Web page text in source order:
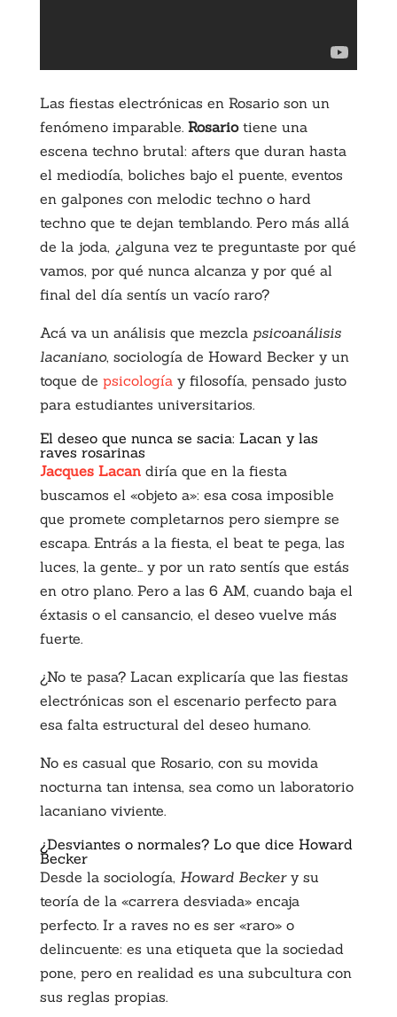
Las fiestas electrónicas en Rosario son un
fenómeno imparable. Rosariotiene una
escena techno brutal: afters que duran hasta
el mediodía, boliches bajo el puente, eventos
en galpones con melodic techno o hard
techno que te dejan temblando. Pero más allá
de la joda, ¿alguna vez te preguntaste por qué
vamos, por qué nunca alcanza y por qué al
final del día sentís un vacío raro?
Acá va un análisis que mezcla psicoanálisis
lacaniano, sociología de Howard Becker y un
toque de psicología y filosofía, pensado justo
para estudiantes universitarios.
El deseo que nunca se sacia: Lacan y las
raves rosarinas
Jacques Lacandiría que en la fiesta
buscamos el «objeto a»: esa cosa imposible
que promete completarnos pero siempre se
escapa. Entrás a la fiesta, el beat te pega, las
luces, la gente… y por un rato sentís que estás
en otro plano. Pero a las 6 AM, cuando baja el
éxtasis o el cansancio, el deseo vuelve más
fuerte.
¿No te pasa? Lacan explicaría que las fiestas
electrónicas son el escenario perfecto para
esa falta estructural del deseo humano.
No es casual que Rosario, con su movida
nocturna tan intensa, sea como un laboratorio
lacaniano viviente.
¿Desviantes o normales? Lo que dice Howard
Becker
Desde la sociología, Howard Beckery su
teoría de la «carrera desviada» encaja
perfecto. Ir a raves no es ser «raro» o
delincuente: es una etiqueta que la sociedad
pone, pero en realidad es una subcultura con
sus reglas propias.